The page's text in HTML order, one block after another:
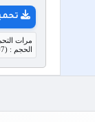
مرات
الحجم : (418.97 KB)